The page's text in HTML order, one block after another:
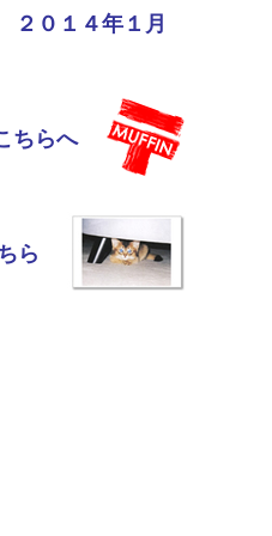
２０１４年１月
ちらへ
ら